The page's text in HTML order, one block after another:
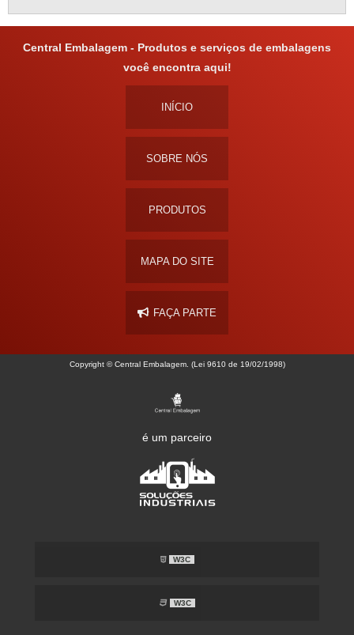
Central Embalagem - Produtos e serviços de embalagens
você encontra aqui!
INÍCIO
SOBRE NÓS
PRODUTOS
MAPA DO SITE
FAÇA PARTE
Copyright © Central Embalagem. (Lei 9610 de 19/02/1998)
é um parceiro
W3C
W3C